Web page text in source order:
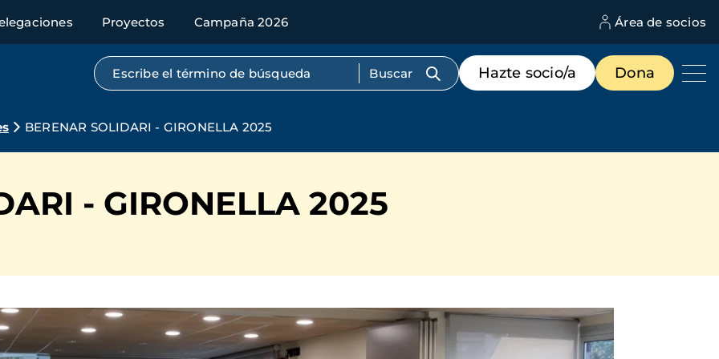
Proyectos Campaña 2026 Área de socios
Búsqueda por texto completo
Menú
de
destacados
Hazte socio/a Dona
BERENAR SOLIDARI - GIRONELLA 2025
- GIRONELLA 2025